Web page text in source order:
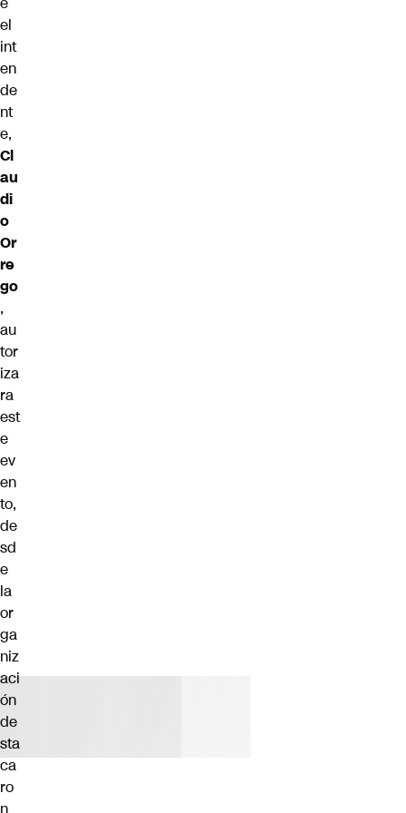
el
int
en
de
nt
e,
Cl
au
di
o
Or
re
go
,
au
tor
iza
ra
est
e
ev
en
to,
de
sd
e
la
or
ga
niz
aci
ón
de
sta
ca
ro
n